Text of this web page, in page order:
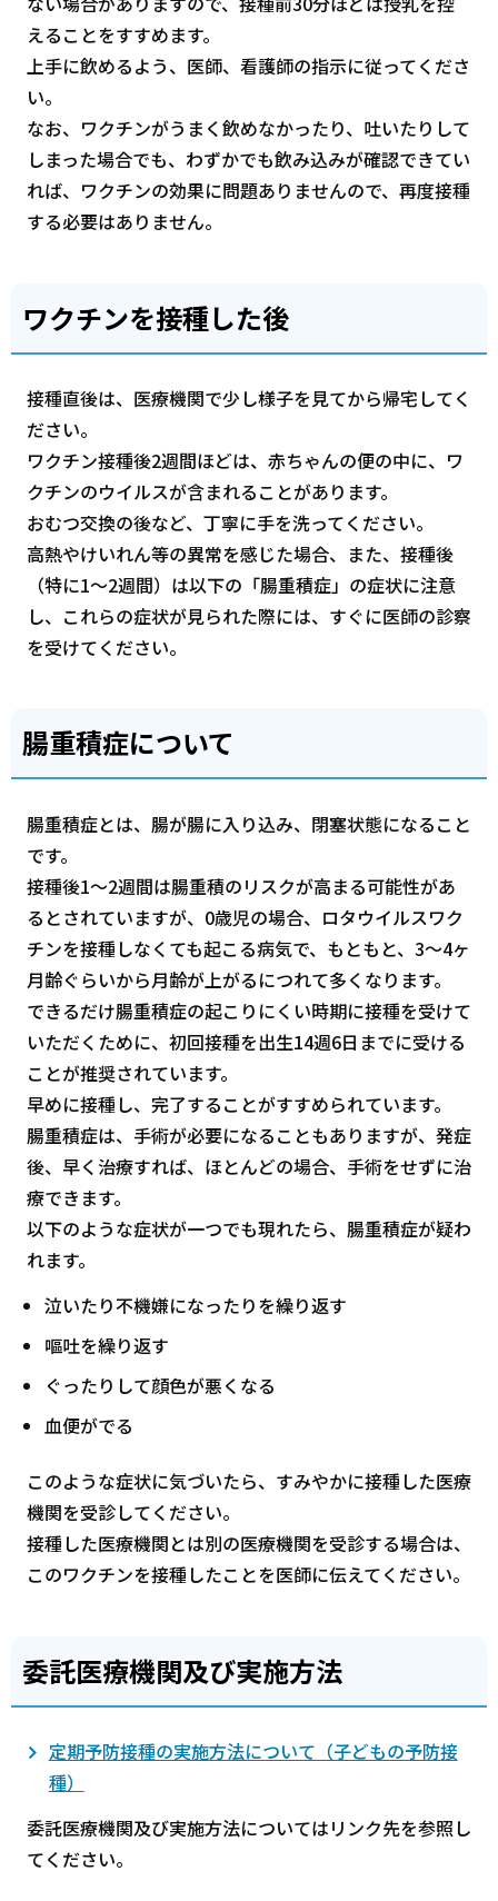
えることをすすめます。
上手に飲めるよう、医師、看護師の指示に従ってくださ
い。
なお、ワクチンがうまく飲めなかったり、吐いたりして
しまった場合でも、わずかでも飲み込みが確認できてい
れば、ワクチンの効果に問題ありませんので、再度接種
する必要はありません。
ワクチンを接種した後
接種直後は、医療機関で少し様子を見てから帰宅してく
ださい。
ワクチン接種後2週間ほどは、赤ちゃんの便の中に、ワ
クチンのウイルスが含まれることがあります。
おむつ交換の後など、丁寧に手を洗ってください。
高熱やけいれん等の異常を感じた場合、また、接種後
（特に1～2週間）は以下の「腸重積症」の症状に注意
し、これらの症状が見られた際には、すぐに医師の診察
を受けてください。
腸重積症について
腸重積症とは、腸が腸に入り込み、閉塞状態になること
です。
接種後1～2週間は腸重積のリスクが高まる可能性があ
るとされていますが、0歳児の場合、ロタウイルスワク
チンを接種しなくても起こる病気で、もともと、3～4ヶ
月齢ぐらいから月齢が上がるにつれて多くなります。
できるだけ腸重積症の起こりにくい時期に接種を受けて
いただくために、初回接種を出生14週6日までに受ける
ことが推奨されています。
早めに接種し、完了することがすすめられています。
腸重積症は、手術が必要になることもありますが、発症
後、早く治療すれば、ほとんどの場合、手術をせずに治
療できます。
以下のような症状が一つでも現れたら、腸重積症が疑わ
れます。
泣いたり不機嫌になったりを繰り返す
嘔吐を繰り返す
ぐったりして顔色が悪くなる
血便がでる
このような症状に気づいたら、すみやかに接種した医療
機関を受診してください。
接種した医療機関とは別の医療機関を受診する場合は、
このワクチンを接種したことを医師に伝えてください。
委託医療機関及び実施方法
定期予防接種の実施方法について（子どもの予防接
種）
委託医療機関及び実施方法についてはリンク先を参照し
てください。